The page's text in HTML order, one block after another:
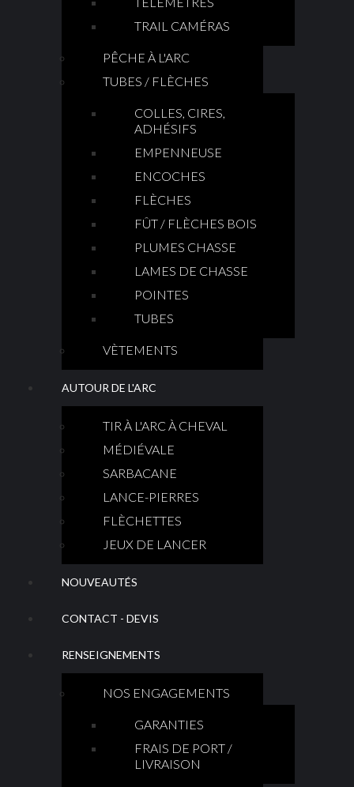
TRAIL CAMÉRAS
PÊCHE À L'ARC
TUBES / FLÈCHES
COLLES, CIRES,
ADHÉSIFS
EMPENNEUSE
ENCOCHES
FLÈCHES
FÛT / FLÈCHES BOIS
PLUMES CHASSE
LAMES DE CHASSE
POINTES
TUBES
VÈTEMENTS
AUTOUR DE L'ARC
TIR À L'ARC À CHEVAL
MÉDIÉVALE
SARBACANE
LANCE-PIERRES
FLÈCHETTES
JEUX DE LANCER
NOUVEAUTÉS
CONTACT - DEVIS
RENSEIGNEMENTS
NOS ENGAGEMENTS
GARANTIES
FRAIS DE PORT /
LIVRAISON